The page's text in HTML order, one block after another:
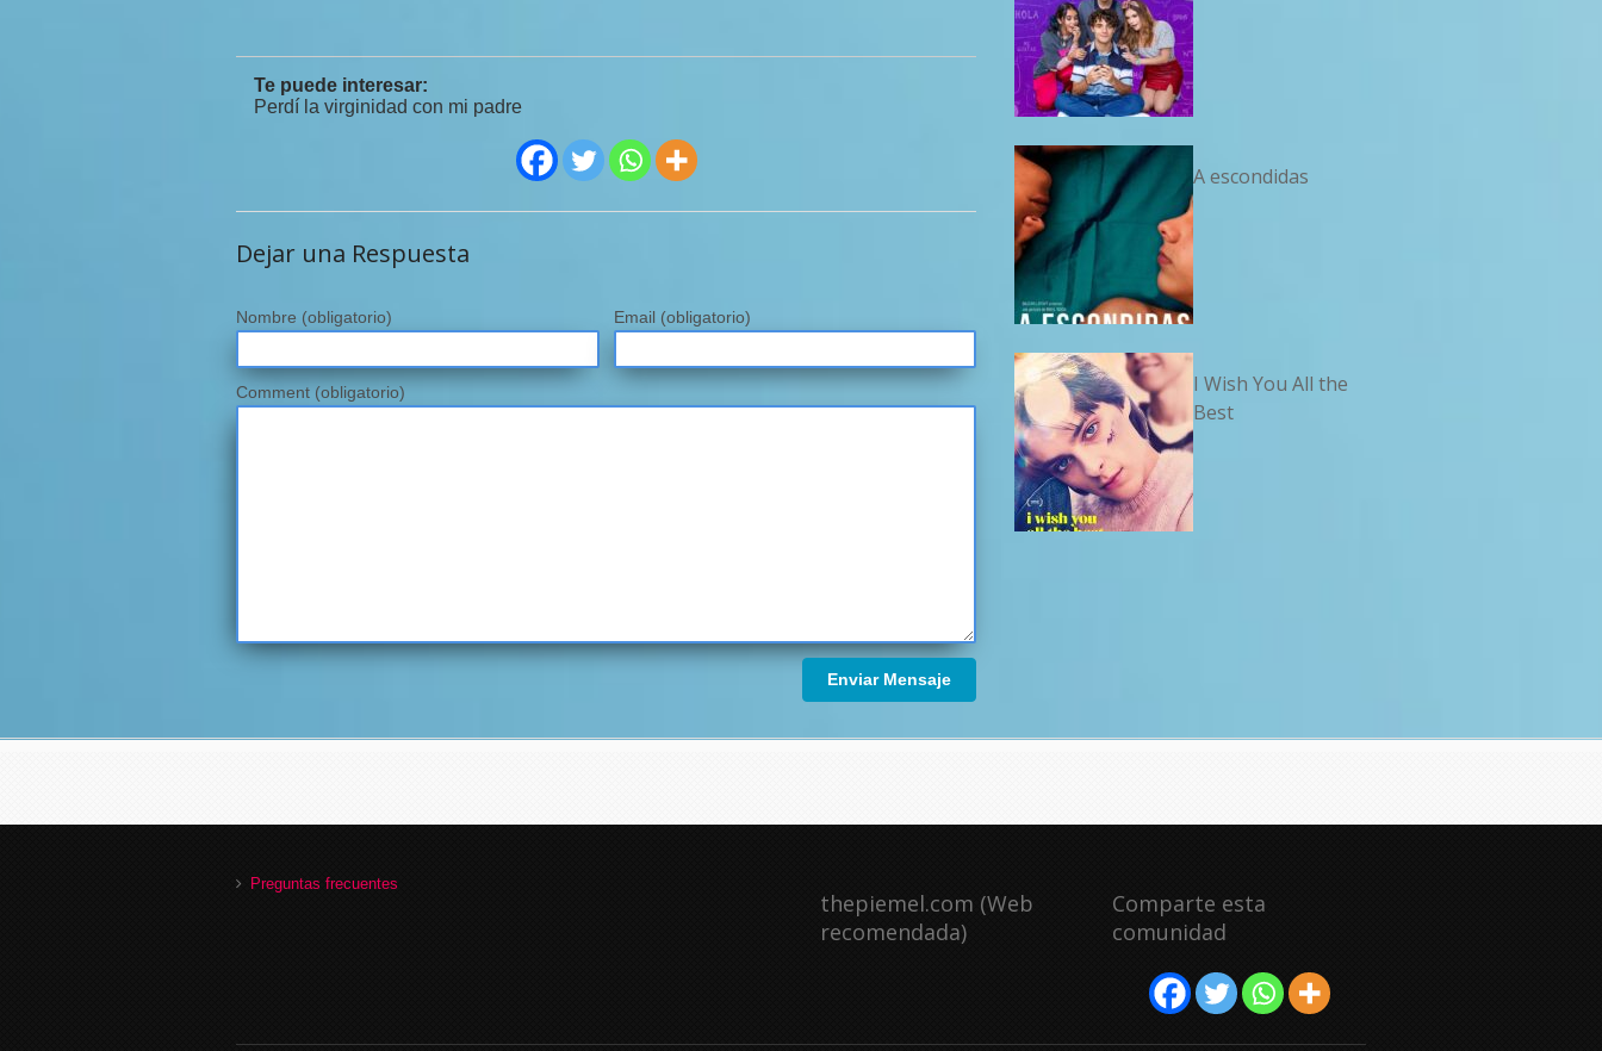
Te puede interesar:
Perdí la virginidad con mi padre
Dejar una Respuesta
Nombre (obligatorio) Email (obligatorio)
Comment (obligatorio)
Enviar Mensaje
A escondidas
I Wish You All the
Best
Preguntas frecuentes
thepiemel.com (Web
recomendada)
Comparte esta
comunidad